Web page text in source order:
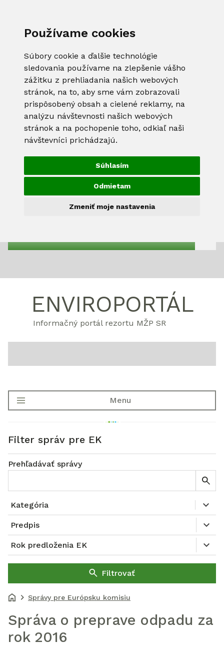
Používame cookies
Súbory cookie a ďalšie technológie
sledovania používame na zlepšenie vášho
zážitku z prehliadania našich webových
stránok, na to, aby sme vám zobrazovali
prispôsobený obsah a cielené reklamy, na
analýzu návštevnosti našich webových
stránok a na pochopenie toho, odkiaľ naši
návštevníci prichádzajú.
Súhlasím
Odmietam
Zmeniť moje nastavenia
ENVIROPORTÁL
Informačný portál rezortu MŽP SR
Menu
Filter správ pre EK
Prehľadávať správy
Kategória
Predpis
Rok predloženia EK
Filtrovať
Správy pre Európsku komisiu
Správa o preprave odpadu za
rok 2016